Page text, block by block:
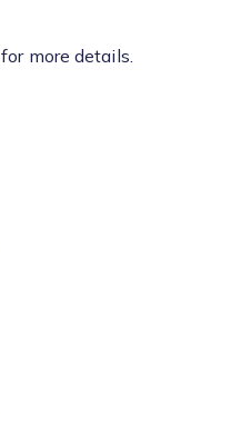
for more details.